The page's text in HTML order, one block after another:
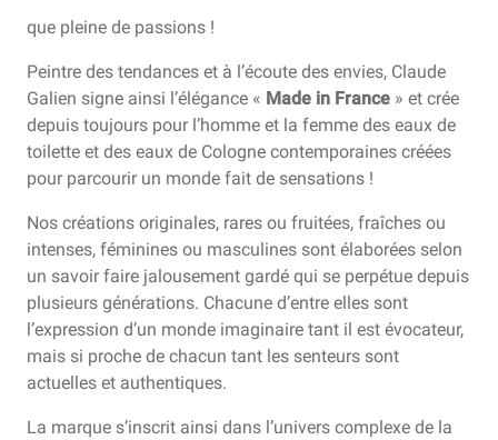
que pleine de passions !
Peintre des tendances et à l’écoute des envies, Claude
Galien signe ainsi l’élégance « Made in France » et crée
depuis toujours pour l’homme et la femme des eaux de
toilette et des eaux de Cologne contemporaines créées
pour parcourir un monde fait de sensations !
Nos créations originales, rares ou fruitées, fraîches ou
intenses, féminines ou masculines sont élaborées selon
un savoir faire jalousement gardé qui se perpétue depuis
plusieurs générations. Chacune d’entre elles sont
l’expression d’un monde imaginaire tant il est évocateur,
mais si proche de chacun tant les senteurs sont
actuelles et authentiques.
La marque s’inscrit ainsi dans l’univers complexe de la